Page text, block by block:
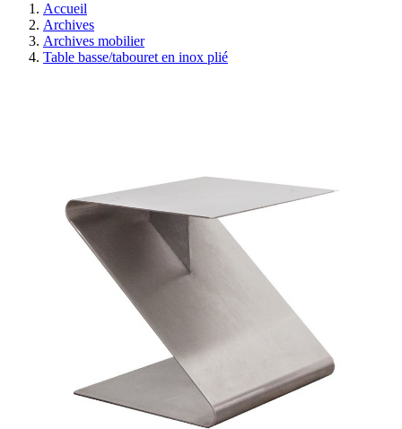
Accueil
Archives
Archives mobilier
Table basse/tabouret en inox plié